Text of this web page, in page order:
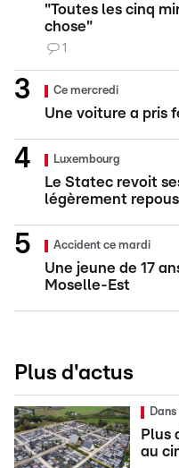
"Toutes les cinq
chose"
1
Ce mercredi
Une voiture a pris
Luxembourg
Le Statec revoit
légèrement
Accident ce mardi
Une jeune de 17
Moselle-Est
Plus d'actus
Plus
au